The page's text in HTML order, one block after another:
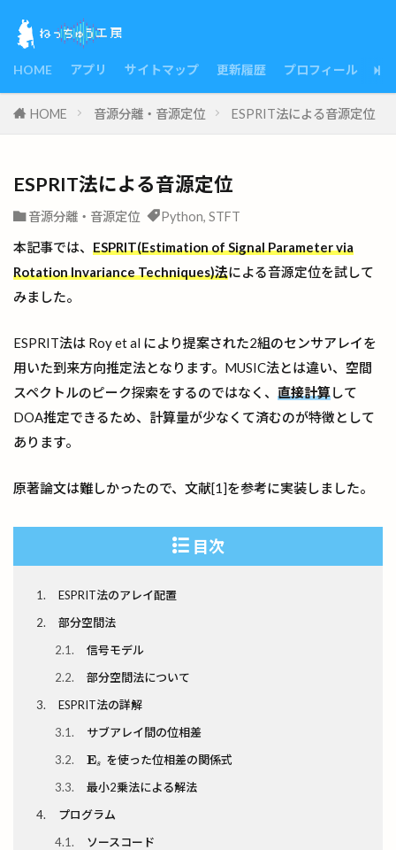
HOME アプリ サイトマップ 更新履歴 プロフィール
HOME 音源分離・音源定位 ESPRIT法による音源定位
ESPRIT法による音源定位
音源分離・音源定位 Python, STFT
本記事では、 ESPRIT(Estimation of Signal Parameter via
Rotation Invariance Techniques)法による音源定位を試して
みました。
ESPRIT法は Roy et al により提案された2組のセンサアレイを
用いた到来方向推定法となります。MUSIC法とは違い、空間
スペクトルのピーク探索をするのではなく、 直接計算して
DOA推定できるため、計算量が少なくて済むのが特徴として
あります。
原著論文は難しかったので、文献[1]を参考に実装しました。
目次
1
ESPRIT法のアレイ配置
2
部分空間法
2.1
信号モデル
2.2
部分空間法について
3
ESPRIT法の詳解
3.1
サブアレイ間の位相差
3.2
Es
Es
を使った位相差の関係式
3.3
最小2乗法による解法
4
プログラム
4.1
ソースコード